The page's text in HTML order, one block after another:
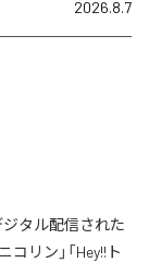
2026.8.7
ジタル配信された
コリン」「Hey!!ト